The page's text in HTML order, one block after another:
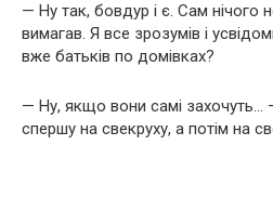
— Ну так, бовдур і є. Сам нічого
вимагав. Я все зрозумів і
вже батьків по домівках?
— Ну, якщо вони самі захочуть…
спершу на свекруху, а потім на